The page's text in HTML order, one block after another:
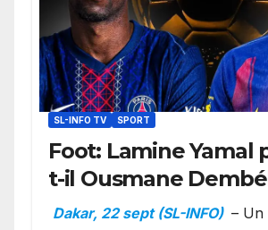
SL-INFO TV SPORT
Foot: Lamine Yamal
t-il Ousmane
Ballon d’or ?
Dakar, 22 sept (SL-INFO) – Un